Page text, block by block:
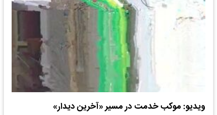
ویدیو: موکب خدمت در مسیر «آخرین دیدار»